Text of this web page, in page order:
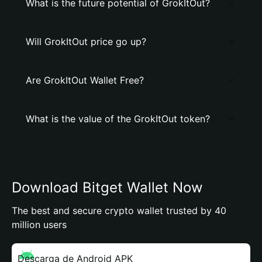
What is the future potential of GrokItOut?
Will GrokItOut price go up?
Are GrokItOut Wallet Free?
What is the value of the GrokItOut token?
Download Bitget Wallet Now
The best and secure crypto wallet trusted by 40
million users
Descarga de Android APK